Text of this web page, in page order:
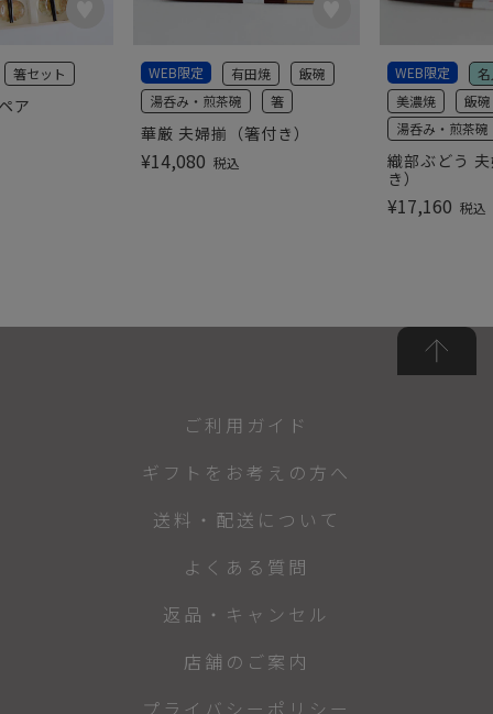
ア
箸セット
華厳 夫婦揃（箸付き）
WEB限定 有田焼
飯碗
湯呑み・煎茶碗
箸
¥14,080 税込
織部ぶどう
き）
WEB限定
美濃焼
飯碗
湯呑み・煎茶碗
¥17,160 税込
ご利用ガイド
ギフトをお考えの方へ
送料・配送について
よくある質問
返品・キャンセル
店舗のご案内
プライバシーポリシー